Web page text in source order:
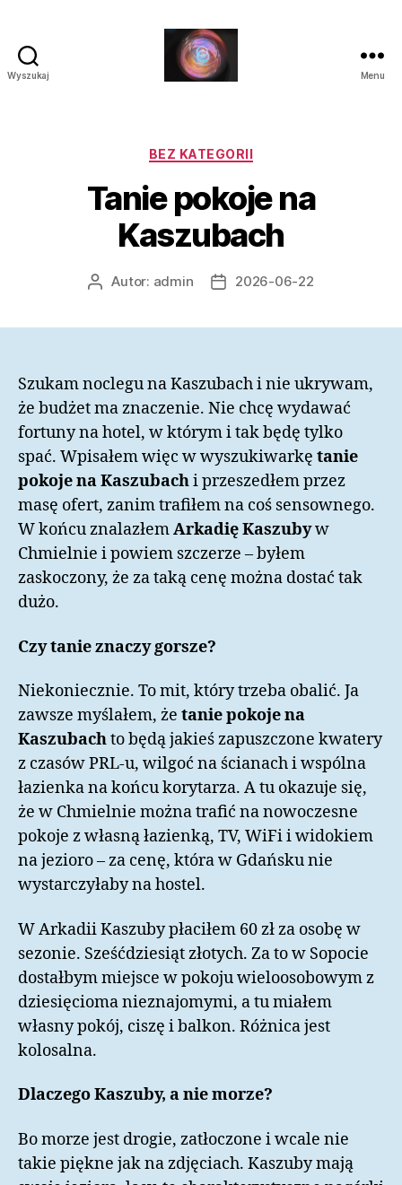
Wyszukaj Menu
Kategorie
BEZ KATEGORII
Tanie pokoje na
Kaszubach
AutorAutor: admin
Data2026-06-22
Szukam noclegu na Kaszubach i nie ukrywam,
że budżet ma znaczenie. Nie chcę wydawać
fortuny na hotel, w którym i tak będę tylko
spać. Wpisałem więc w wyszukiwarkę tanie
pokoje na Kaszubachi przeszedłem przez
masę ofert, zanim trafiłem na coś sensownego.
W końcu znalazłemArkadię Kaszubyw
Chmielnie i powiem szczerze – byłem
zaskoczony, że za taką cenę można dostać tak
dużo.
Czy tanie znaczy gorsze?
Niekoniecznie. To mit, który trzeba obalić. Ja
zawsze myślałem, że tanie pokoje na
Kaszubachto będą jakieś zapuszczone kwatery
z czasów PRL-u, wilgoć na ścianach i wspólna
łazienka na końcu korytarza. A tu okazuje się,
że w Chmielnie można trafić na nowoczesne
pokoje z własną łazienką, TV, WiFi i widokiem
na jezioro – za cenę, która w Gdańsku nie
wystarczyłaby na hostel.
W Arkadii Kaszuby płaciłem 60 zł za osobę w
sezonie. Sześćdziesiąt złotych. Za to w Sopocie
dostałbym miejsce w pokoju wieloosobowym z
dziesięcioma nieznajomymi, a tu miałem
własny pokój, ciszę i balkon. Różnica jest
kolosalna.
Dlaczego Kaszuby, a nie morze?
Bo morze jest drogie, zatłoczone i wcale nie
takie piękne jak na zdjęciach. Kaszuby mają